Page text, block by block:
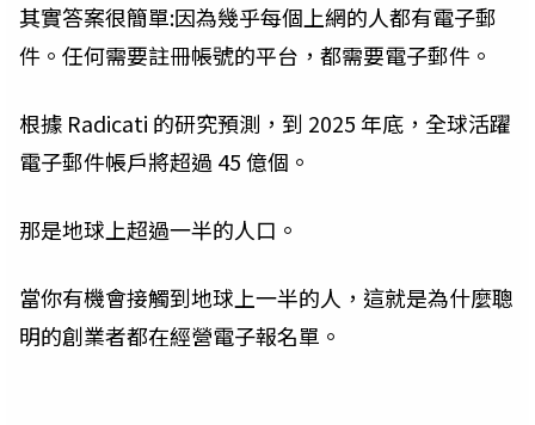
其實答案很簡單:因為幾乎每個上網的人都有電子郵
件。任何需要註冊帳號的平台，都需要電子郵件。
根據 Radicati 的研究預測，到 2025 年底，全球活躍
電子郵件帳戶將超過 45 億個。
那是地球上超過一半的人口。
當你有機會接觸到地球上一半的人，這就是為什麼聰
明的創業者都在經營電子報名單。